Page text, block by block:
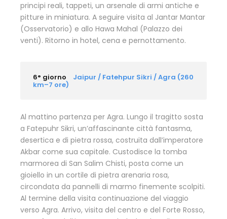
principi reali, tappeti, un arsenale di armi antiche e
pitture in miniatura. A seguire visita al Jantar Mantar
(Osservatorio) e allo Hawa Mahal (Palazzo dei
venti). Ritorno in hotel, cena e pernottamento.
6° giorno Jaipur / Fatehpur Sikri / Agra (260
km–7 ore)
Al mattino partenza per Agra. Lungo il tragitto sosta
a Fatepuhr Sikri, un’affascinante città fantasma,
desertica e di pietra rossa, costruita dall’imperatore
Akbar come sua capitale. Custodisce la tomba
marmorea di San Salim Chisti, posta come un
gioiello in un cortile di pietra arenaria rosa,
circondata da pannelli di marmo finemente scolpiti.
Al termine della visita continuazione del viaggio
verso Agra. Arrivo, visita del centro e del Forte Rosso,